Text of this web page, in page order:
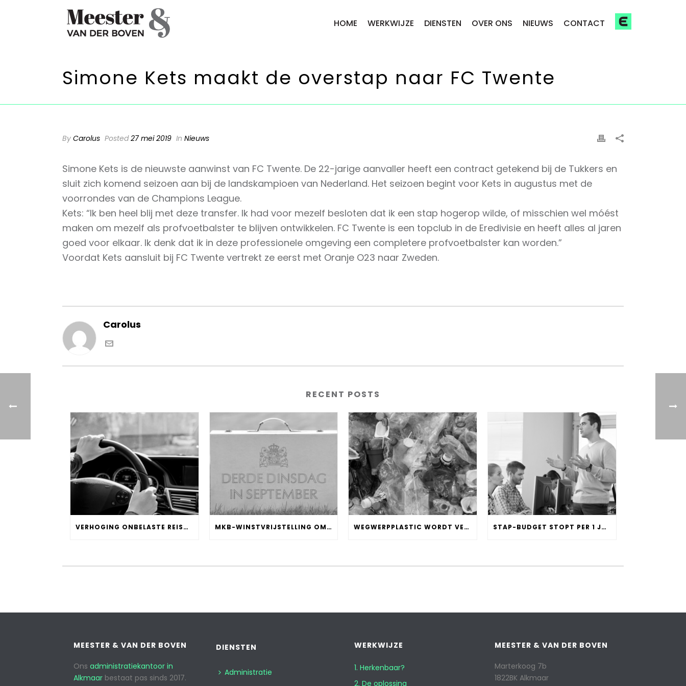
HOME WERKWIJZE DIENSTEN OVER ONS NIEUWS CONTACT
Simone Kets maakt de overstap naar FC Twente
By Carolus Posted27 mei 2019 In Nieuws
Simone Kets is de nieuwste aanwinst van FC Twente. De 22-jarige aanvaller heeft een contract getekend bij de Tukkers en
sluit zich komend seizoen aan bij de landskampioen van Nederland. Het seizoen begint voor Kets in augustus met de
voorrondes van de Champions League.
Kets: “Ik ben heel blij met deze transfer. Ik had voor mezelf besloten dat ik een stap hogerop wilde, of misschien wel móést
maken om mezelf als profvoetbalster te blijven ontwikkelen. FC Twente is een topclub in de Eredivisie en heeft alles al jaren
goed voor elkaar. Ik denk dat ik in deze professionele omgeving een completere profvoetbalster kan worden.”
Voordat Kets aansluit bij FC Twente vertrekt ze eerst met Oranje O23 naar Zweden.
Carolus
RECENT POSTS
VERHOGING ONBELASTE REISKOSTENVERGOEDING MKB-WINSTVRIJSTELLING OMLAAG IN 2024 WEGWERPPLASTIC WORDT VERBODEN STAP-BUDGET STOPT PER 1 JANUARI 2024
MEESTER & VAN DER BOVEN
Ons administratiekantoor in
Alkmaar bestaat pas sinds 2017.
DIENSTEN
Administratie
WERKWIJZE
1. Herkenbaar?
2. De oplossing
MEESTER & VAN DER BOVEN
Marterkoog 7b
1822BK Alkmaar